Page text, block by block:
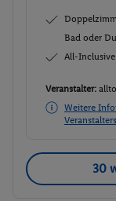
Bad oder
All-Inclusive
Veranstalter:
Weitere
Veranstalters
30